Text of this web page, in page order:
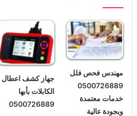
مهندس فحص فلل
0500726889
خدمات معتمدة
وبجودة عالية
جهاز كشف اعطال
الكابلات بأبها
0500726889